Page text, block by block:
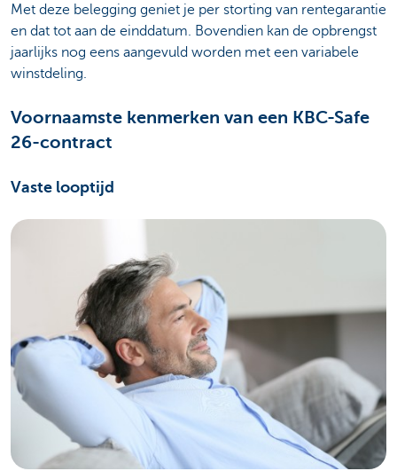
Met deze belegging geniet je per storting van rentegarantie
en dat tot aan de einddatum. Bovendien kan de opbrengst
jaarlijks nog eens aangevuld worden met een variabele
winstdeling.
Voornaamste kenmerken van een KBC-Safe
26-contract
Vaste looptijd